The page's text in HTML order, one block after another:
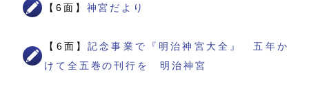
【6面】 神宮だより
【6面】記念事業で『明治神宮大全』 五年か
けて全五巻の刊行を 明治神宮